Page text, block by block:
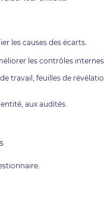
les causes des écarts.
les contrôles
travail, feuilles de
aux audités.